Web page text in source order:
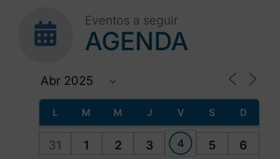
Eventos a seguir
AGENDA
L M M J V S D
31 1 2 3 4 5 6